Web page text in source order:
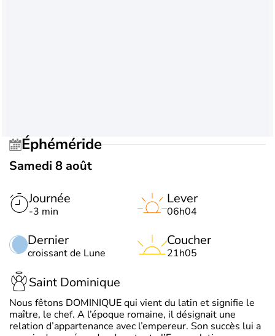
Éphéméride
Samedi 8 août
Journée
-3 min
Dernier
croissant de Lune
Lever
06h04
Coucher
21h05
Saint Dominique
Nous fêtons DOMINIQUE qui vient du latin et signifie le
maître, le chef. A l’époque romaine, il désignait une
relation d’appartenance avec l’empereur. Son succès lui a